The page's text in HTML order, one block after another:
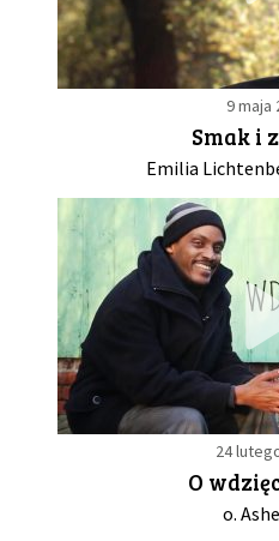
9 maja
Smak i
Emilia
24
O
o.